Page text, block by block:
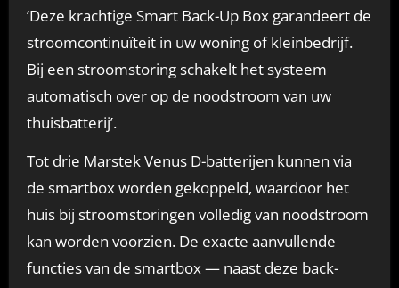
‘Deze krachtige Smart Back-Up Box garandeert de
stroomcontinuïteit in uw woning of kleinbedrijf.
Bij een stroomstoring schakelt het systeem
automatisch over op de noodstroom van uw
thuisbatterij’.
Tot drie Marstek Venus D-batterijen kunnen via
de smartbox worden gekoppeld, waardoor het
huis bij stroomstoringen volledig van noodstroom
kan worden voorzien. De exacte aanvullende
functies van de smartbox — naast deze back-